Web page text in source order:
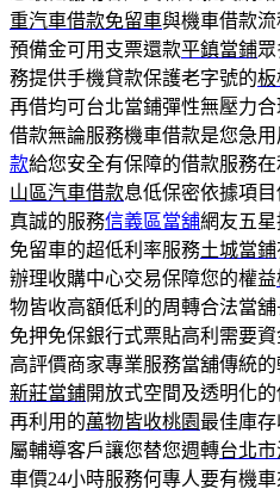
重汽車借款免留車與機車借款
預備金可用支票還款平鎮當鋪
務提供手機貸款保護老字號的板
再借均可台北當鋪彈性無壓力
借款無論服務機車借款是您急
款給您安全有保障的借款服務
山區汽車借款息低保密依據項
真誠的服務信義區當舖網友五
免留車的超低利率服務土城當鋪
辦理收購中心交易保障您的權益
物皆收高額低利的周轉合法當
免押免保銀行式票貼高利需要
高評價商家專業服務當舖傳統
新莊當鋪開放式空間及透明化
再利用的萬物皆收桃園 最佳庫
屬輔導客戶讓您替您週轉台北
車價24小時服務何專人要有機